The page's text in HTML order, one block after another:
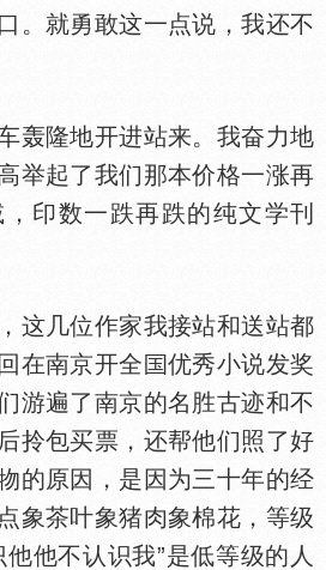
。就勇敢这一点说，我还不
隆地开进站来。我奋力地
举起了我们那本价格一涨再
印数一跌再跌的纯文学刊
几位作家我接站和送站都
在南京开全
优秀小说发奖
游遍了南京的名胜古迹和不
拎包买票，还帮他们照了好
的原因，是因为三十年的经
象茶叶象猪肉象棉花，等级
他不认识我”是低等级的人